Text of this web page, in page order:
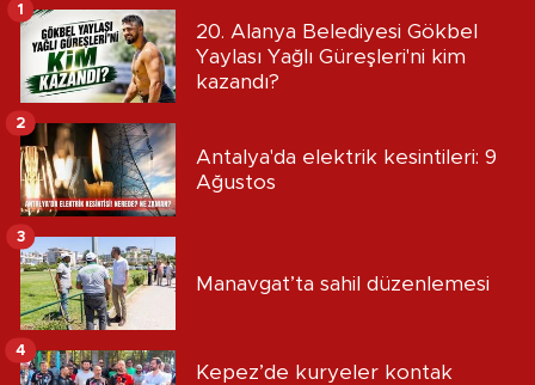
20. Alanya Belediyesi Gökbel
Yaylası Yağlı Güreşleri'ni kim
kazandı?
1
Antalya'da elektrik kesintileri: 9
Ağustos
2
Manavgat’ta sahil düzenlemesi
3
Kepez’de kuryeler kontak
4